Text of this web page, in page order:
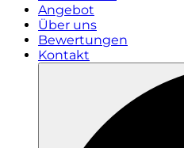
Angebot
Über uns
Bewertungen
Kontakt